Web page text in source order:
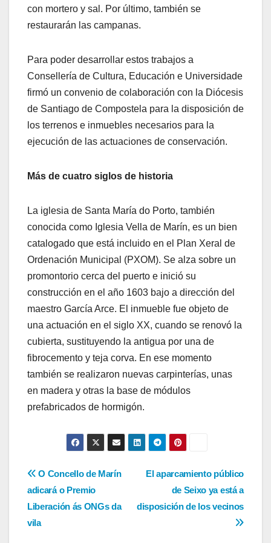
con mortero y sal. Por último, también se
restaurarán las campanas.
Para poder desarrollar estos trabajos a
Consellería de Cultura, Educación e Universidade
firmó un convenio de colaboración con la Diócesis
de Santiago de Compostela para la disposición de
los terrenos e inmuebles necesarios para la
ejecución de las actuaciones de conservación.
Más de cuatro siglos de historia
La iglesia de Santa María do Porto, también
conocida como Iglesia Vella de Marín, es un bien
catalogado que está incluido en el Plan Xeral de
Ordenación Municipal (PXOM). Se alza sobre un
promontorio cerca del puerto e inició su
construcción en el año 1603 bajo a dirección del
maestro García Arce. El inmueble fue objeto de
una actuación en el siglo XX, cuando se renovó la
cubierta, sustituyendo la antigua por una de
fibrocemento y teja corva. En ese momento
también se realizaron nuevas carpinterías, unas
en madera y otras la base de módulos
prefabricados de hormigón.
Navegación
de
entradas
El aparcamiento público
de Seixo ya está a
disposición de los vecinos
O Concello de Marín
adicará o Premio
Liberación ás ONGs da
vila